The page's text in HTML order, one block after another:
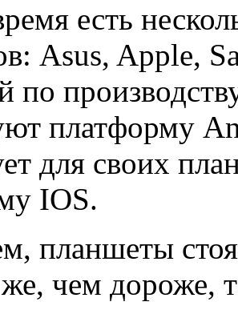
есть
Asus, Apple,
по
платформу
для своих
IOS.
планшеты
чем дороже,